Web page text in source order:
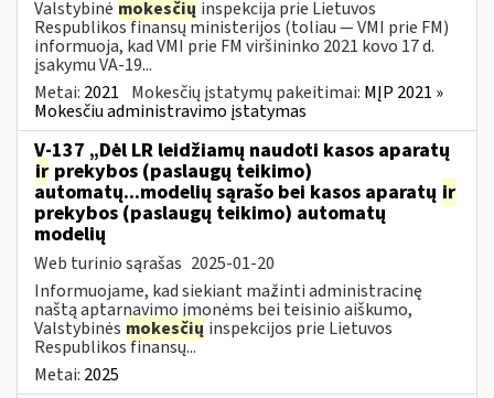
Valstybinė mokesčių inspekcija prie Lietuvos
Respublikos finansų ministerijos (toliau ― VMI prie FM)
informuoja, kad VMI prie FM viršininko 2021 kovo 17 d.
įsakymu VA-19...
Metai: 2021 Mokesčių įstatymų pakeitimai: MĮP 2021 »
Mokesčiu administravimo įstatymas
V-137 „Dėl LR leidžiamų naudoti kasos aparatų
ir prekybos (paslaugų teikimo)
automatų...modelių sąrašo bei kasos aparatų ir
prekybos (paslaugų teikimo) automatų
modelių
Web turinio sąrašas 2025-01-20
Informuojame, kad siekiant mažinti administracinę
naštą aptarnavimo įmonėms bei teisinio aiškumo,
Valstybinės mokesčių inspekcijos prie Lietuvos
Respublikos finansų...
Metai: 2025